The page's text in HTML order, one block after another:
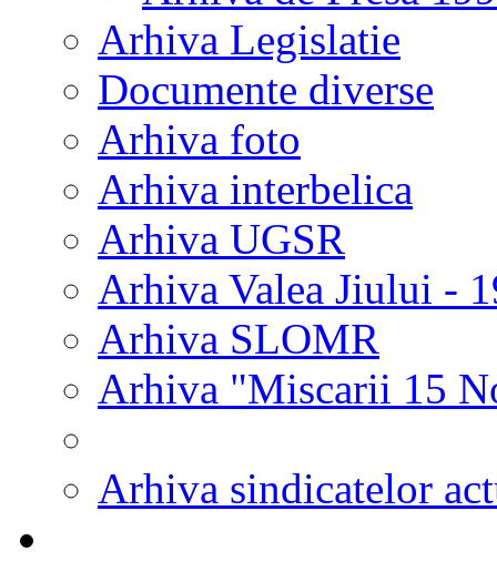
Arhiva Legislatie
Documente diverse
Arhiva foto
Arhiva interbelica
Arhiva UGSR
Arhiva Valea Jiului -
Arhiva SLOMR
Arhiva "Miscarii 15
Arhiva sindicatelor